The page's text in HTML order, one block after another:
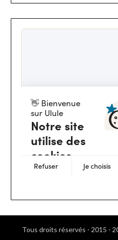
Tous droits réservés - 2015 -